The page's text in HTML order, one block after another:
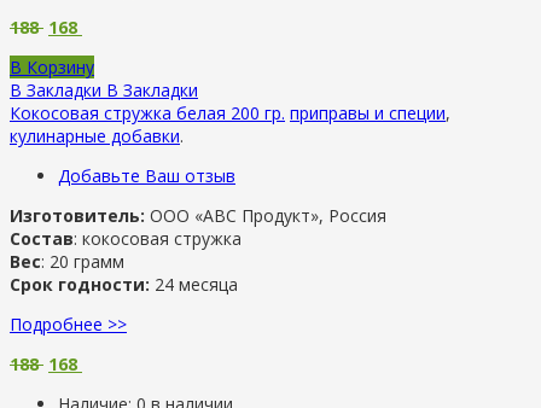
188 168
В Корзину
В Закладки В Закладки
Кокосовая стружка белая 200 гр. приправы и специи,
кулинарные добавки.
Добавьте Ваш отзыв
Изготовитель: ООО «АВС Продукт», Россия
Состав: кокосовая стружка
Вес: 20 грамм
Срок годности: 24 месяца
Подробнее >>
188 168